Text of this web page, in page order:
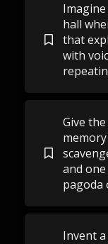
hall
that
with
Give
and
pagoda
Invent